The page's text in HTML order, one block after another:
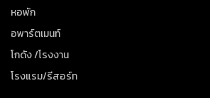
หอพัก
อพาร์ตเมนท์
โกดัง /โรงงาน
โรงแรม/รีสอร์ท